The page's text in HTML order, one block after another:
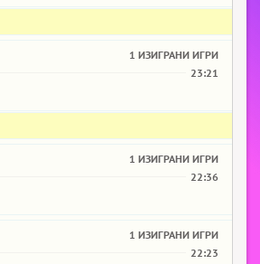
1 ИЗИГРАНИ ИГРИ
23:21
1 ИЗИГРАНИ ИГРИ
22:36
1 ИЗИГРАНИ ИГРИ
22:23